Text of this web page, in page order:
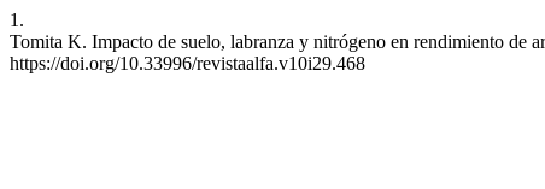
1.
Tomita K. Impacto de suelo, labranza y nitrógeno en rendimiento de
https://doi.org/10.33996/revistaalfa.v10i29.468